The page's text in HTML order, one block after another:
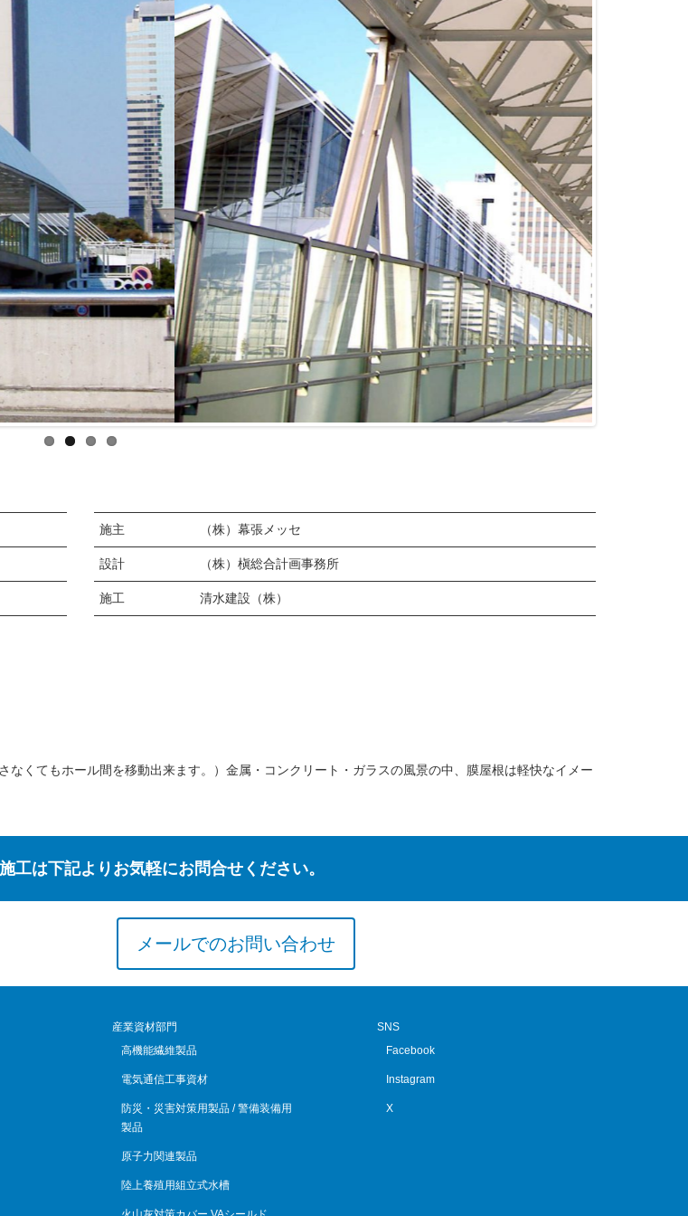
施主 （株）幕張メッセ
設計 （株）槇総合計画事務所
施工 清水建設（株）
なくてもホール間を移動出来ます。）金属・コンクリート・ガラスの風景の中、膜屋根は軽快なイメー
工は下記よりお気軽にお問合せください。
メールでのお問い合わせ
産業資材部門
高機能繊維製品
電気通信工事資材
防災・災害対策用製品 / 警備装備用
製品
原子力関連製品
陸上養殖用組立式水槽
SNS
Facebook
Instagram
X